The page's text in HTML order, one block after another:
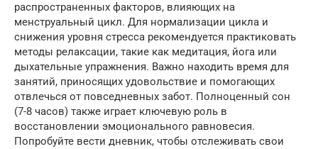
распространенных факторов, влияющих на
менструальный цикл. Для нормализации цикла и
снижения уровня стресса рекомендуется практиковать
методы релаксации, такие как медитация, йога или
дыхательные упражнения. Важно находить время для
занятий, приносящих удовольствие и помогающих
отвлечься от повседневных забот. Полноценный сон
(7-8 часов) также играет ключевую роль в
восстановлении эмоционального равновесия.
Попробуйте вести дневник, чтобы отслеживать свои